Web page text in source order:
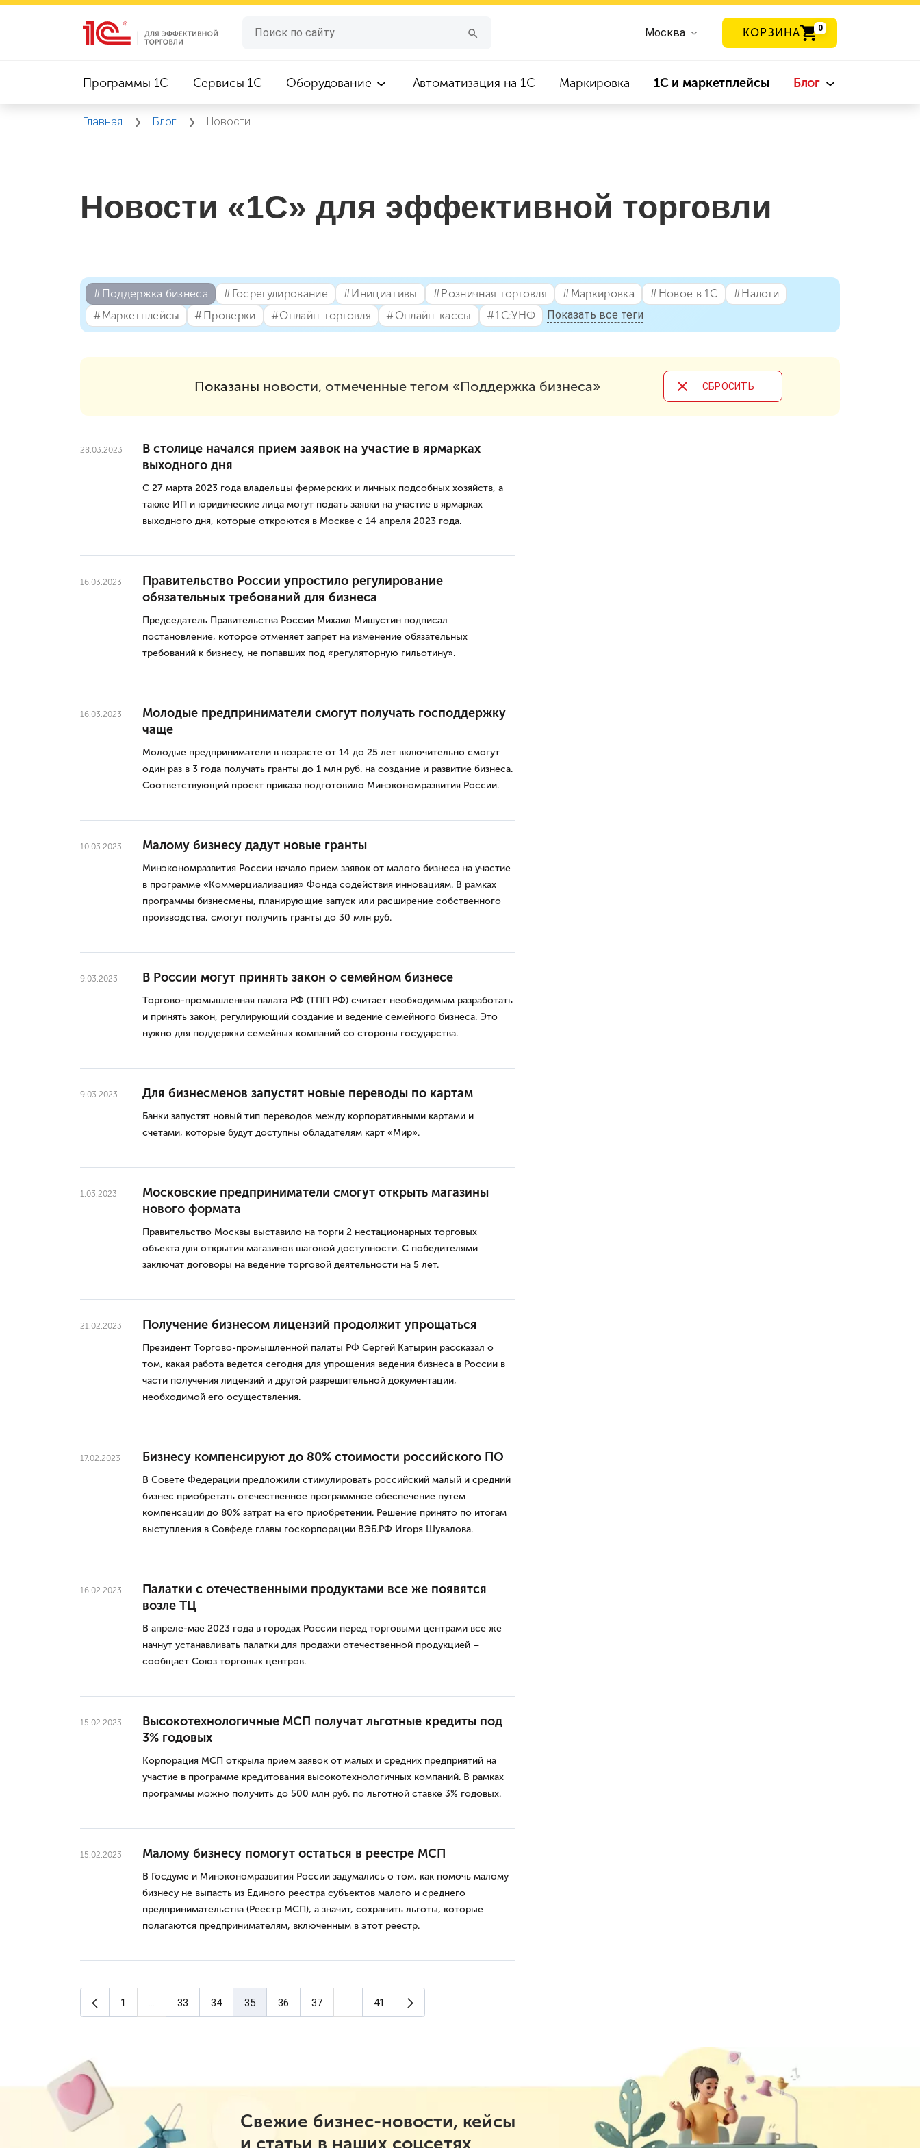
Москва КОРЗИНА 0
Программы 1C Сервисы 1C Оборудование Автоматизация на 1С Маркировка 1С и маркетплейсы Блог
Главная Блог Новости
Новости «1С» для эффективной торговли
#⁣Поддержка бизнеса #⁣Госрегулирование #⁣Инициативы #⁣Розничная торговля #⁣Маркировка #⁣Новое в 1С
#⁣Налоги
#⁣Маркетплейсы
#⁣Проверки #⁣Онлайн-торговля #⁣Онлайн-кассы #⁣1С:УНФ Показать все теги
Показаны новости, отмеченные тегом «Поддержка бизнеса» CБРОСИТЬ
28.03.2023
В столице начался прием заявок на участие в ярмарках
выходного дня
С 27 марта 2023 года владельцы фермерских и личных подсобных хозяйств, а
также ИП и юридические лица могут подать заявки на участие в ярмарках
выходного дня, которые откроются в Москве с 14 апреля 2023 года.
16.03.2023
Правительство России упростило регулирование
обязательных требований для бизнеса
Председатель Правительства России Михаил Мишустин подписал
постановление, которое отменяет запрет на изменение обязательных
требований к бизнесу, не попавших под «регуляторную гильотину».
16.03.2023
Молодые предприниматели смогут получать господдержку
чаще
Молодые предприниматели в возрасте от 14 до 25 лет включительно смогут
один раз в 3 года получать гранты до 1 млн руб. на создание и развитие бизнеса.
Соответствующий проект приказа подготовило Минэкономразвития России.
10.03.2023 Малому бизнесу дадут новые гранты
Минэкономразвития России начало прием заявок от малого бизнеса на участие
в программе «Коммерциализация» Фонда содействия инновациям. В рамках
программы бизнесмены, планирующие запуск или расширение собственного
производства, смогут получить гранты до 30 млн руб.
9.03.2023 В России могут принять закон о семейном бизнесе
Торгово-промышленная палата РФ (ТПП РФ) считает необходимым разработать
и принять закон, регулирующий создание и ведение семейного бизнеса. Это
нужно для поддержки семейных компаний со стороны государства.
9.03.2023 Для бизнесменов запустят новые переводы по картам
Банки запустят новый тип переводов между корпоративными картами и
счетами, которые будут доступны обладателям карт «Мир».
1.03.2023
Московские предприниматели смогут открыть магазины
нового формата
Правительство Москвы выставило на торги 2 нестационарных торговых
объекта для открытия магазинов шаговой доступности. С победителями
заключат договоры на ведение торговой деятельности на 5 лет.
21.02.2023 Получение бизнесом лицензий продолжит упрощаться
Президент Торгово-промышленной палаты РФ Сергей Катырин рассказал о
том, какая работа ведется сегодня для упрощения ведения бизнеса в России в
части получения лицензий и другой разрешительной документации,
необходимой его осуществления.
17.02.2023 Бизнесу компенсируют до 80% стоимости российского ПО
В Совете Федерации предложили стимулировать российский малый и средний
бизнес приобретать отечественное программное обеспечение путем
компенсации до 80% затрат на его приобретении. Решение принято по итогам
выступления в Совфеде главы госкорпорации ВЭБ.РФ Игоря Шувалова.
16.02.2023
Палатки с отечественными продуктами все же появятся
возле ТЦ
В апреле-мае 2023 года в городах России перед торговыми центрами все же
начнут устанавливать палатки для продажи отечественной продукцией –
сообщает Союз торговых центров.
15.02.2023
Высокотехнологичные МСП получат льготные кредиты под
3% годовых
Корпорация МСП открыла прием заявок от малых и средних предприятий на
участие в программе кредитования высокотехнологичных компаний. В рамках
программы можно получить до 500 млн руб. по льготной ставке 3% годовых.
15.02.2023 Малому бизнесу помогут остаться в реестре МСП
В Госдуме и Минэкономразвития России задумались о том, как помочь малому
бизнесу не выпасть из Единого реестра субъектов малого и среднего
предпринимательства (Реестр МСП), а значит, сохранить льготы, которые
полагаются предпринимателям, включенным в этот реестр.
Предыдущая страница
1 33 34 35 36 37 41
Свежие бизнес-новости, кейсы
и статьи в наших соцсетях